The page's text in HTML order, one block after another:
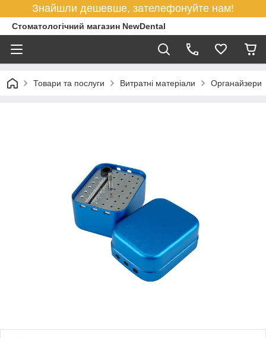
Знайшли дешевше, зателефонуйте нам!
Стоматологічний магазин NewDental
Товари та послуги Витратні матеріали Органайзери